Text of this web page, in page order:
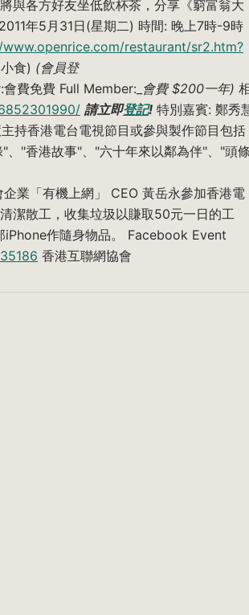
與各方好友坐低飲杯茶，分享《窮富翁大
年5月31日(星期二) 時間: 晚上7時-9時
restaurant/sr2.htm?
食) (會員登
費免費 Full Member:_ 會費 $200一年)
請立即登記! 特別嘉賓: 鄭秀
持香港電台電視節目或參與製作節目包括
、"香港故事"、"六十年來以鄰為伴"、"頭條
業「有機上網」 CEO 黃岳永參加香港電
潔散工，收集垃圾以賺取50元一日的工
iPhone作隨身物品。 Facebook Event
香港互聯網協會